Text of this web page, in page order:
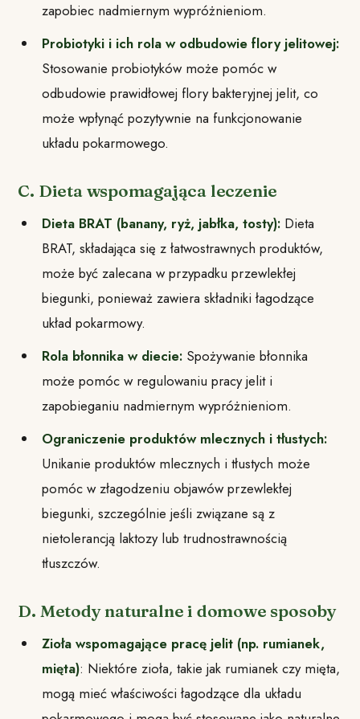
zapobiec nadmiernym wypróżnieniom.
Probiotyki i ich rola w odbudowie flory jelitowej:
Stosowanie probiotyków może pomóc w
odbudowie prawidłowej flory bakteryjnej jelit, co
może wpłynąć pozytywnie na funkcjonowanie
układu pokarmowego.
C. Dieta wspomagająca leczenie
Dieta BRAT (banany, ryż, jabłka, tosty): Dieta
BRAT, składająca się z łatwostrawnych produktów,
może być zalecana w przypadku przewlekłej
biegunki, ponieważ zawiera składniki łagodzące
układ pokarmowy.
Rola błonnika w diecie:Spożywanie błonnika
może pomóc w regulowaniu pracy jelit i
zapobieganiu nadmiernym wypróżnieniom.
Ograniczenie produktów mlecznych i tłustych:
Unikanie produktów mlecznych i tłustych może
pomóc w złagodzeniu objawów przewlekłej
biegunki, szczególnie jeśli związane są z
nietolerancją laktozy lub trudnostrawnością
tłuszczów.
D. Metody naturalne i domowe sposoby
Zioła wspomagające pracę jelit (np. rumianek,
mięta): Niektóre zioła, takie jak rumianek czy mięta,
mogą mieć właściwości łagodzące dla układu